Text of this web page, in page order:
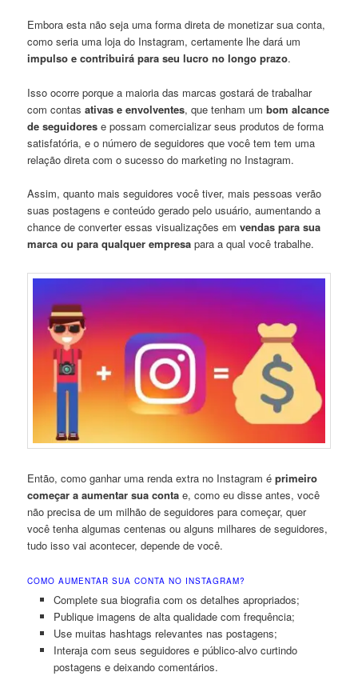
Embora esta não seja uma forma direta de monetizar sua conta,
como seria uma loja do Instagram, certamente lhe dará um
impulso e contribuirá para seu lucro no longo prazo.
Isso ocorre porque a maioria das marcas gostará de trabalhar
com contasativas e envolventes, que tenham umbom alcance
de seguidores e possam comercializar seus produtos de forma
satisfatória, e o número de seguidores que você tem tem uma
relação direta com o sucesso do marketing no Instagram.
Assim, quanto mais seguidores você tiver, mais pessoas verão
suas postagens e conteúdo gerado pelo usuário, aumentando a
chance de converter essas visualizações emvendas para sua
marca ou para qualquer empresa para a qual você trabalhe.
Então, como ganhar uma renda extra no Instagram éprimeiro
começar a aumentar sua conta e, como eu disse antes, você
não precisa de um milhão de seguidores para começar, quer
você tenha algumas centenas ou alguns milhares de seguidores,
tudo isso vai acontecer, depende de você.
COMO AUMENTAR SUA CONTA NO INSTAGRAM?
Complete sua biografia com os detalhes apropriados;
Publique imagens de alta qualidade com frequência;
Use muitas hashtags relevantes nas postagens;
Interaja com seus seguidores e público-alvo curtindo
postagens e deixando comentários.